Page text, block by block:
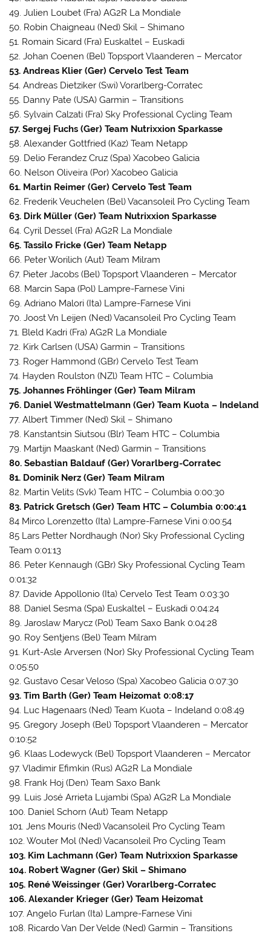
49. Julien Loubet (Fra) AG2R La Mondiale
50. Robin Chaigneau (Ned) Skil – Shimano
51. Romain Sicard (Fra) Euskaltel – Euskadi
52. Johan Coenen (Bel) Topsport Vlaanderen – Mercator
53. Andreas Klier (Ger) Cervelo Test Team
54. Andreas Dietziker (Swi) Vorarlberg-Corratec
55. Danny Pate (USA) Garmin – Transitions
56. Sylvain Calzati (Fra) Sky Professional Cycling Team
57. Sergej Fuchs (Ger) Team Nutrixxion Sparkasse
58. Alexander Gottfried (Kaz) Team Netapp
59. Delio Ferandez Cruz (Spa) Xacobeo Galicia
60. Nelson Oliveira (Por) Xacobeo Galicia
61. Martin Reimer (Ger) Cervelo Test Team
62. Frederik Veuchelen (Bel) Vacansoleil Pro Cycling Team
63. Dirk Müller (Ger) Team Nutrixxion Sparkasse
64. Cyril Dessel (Fra) AG2R La Mondiale
65. Tassilo Fricke (Ger) Team Netapp
66. Peter Worilich (Aut) Team Milram
67. Pieter Jacobs (Bel) Topsport Vlaanderen – Mercator
68. Marcin Sapa (Pol) Lampre-Farnese Vini
69. Adriano Malori (Ita) Lampre-Farnese Vini
70. Joost Vn Leijen (Ned) Vacansoleil Pro Cycling Team
71. Bleld Kadri (Fra) AG2R La Mondiale
72. Kirk Carlsen (USA) Garmin – Transitions
73. Roger Hammond (GBr) Cervelo Test Team
74. Hayden Roulston (NZl) Team HTC – Columbia
75. Johannes Fröhlinger (Ger) Team Milram
76. Daniel Westmattelmann (Ger) Team Kuota – Indeland
77. Albert Timmer (Ned) Skil – Shimano
78. Kanstantsin Siutsou (Blr) Team HTC – Columbia
79. Martijn Maaskant (Ned) Garmin – Transitions
80. Sebastian Baldauf (Ger) Vorarlberg-Corratec
81. Dominik Nerz (Ger) Team Milram
82. Martin Velits (Svk) Team HTC – Columbia 0:00:30
83. Patrick Gretsch (Ger) Team HTC – Columbia 0:00:41
84 Mirco Lorenzetto (Ita) Lampre-Farnese Vini 0:00:54
85 Lars Petter Nordhaugh (Nor) Sky Professional Cycling
Team 0:01:13
86. Peter Kennaugh (GBr) Sky Professional Cycling Team
0:01:32
87. Davide Appollonio (Ita) Cervelo Test Team 0:03:30
88. Daniel Sesma (Spa) Euskaltel – Euskadi 0:04:24
89. Jaroslaw Marycz (Pol) Team Saxo Bank 0:04:28
90. Roy Sentjens (Bel) Team Milram
91. Kurt-Asle Arversen (Nor) Sky Professional Cycling Team
0:05:50
92. Gustavo Cesar Veloso (Spa) Xacobeo Galicia 0:07:30
93. Tim Barth (Ger) Team Heizomat 0:08:17
94. Luc Hagenaars (Ned) Team Kuota – Indeland 0:08:49
95. Gregory Joseph (Bel) Topsport Vlaanderen – Mercator
0:10:52
96. Klaas Lodewyck (Bel) Topsport Vlaanderen – Mercator
97. Vladimir Efimkin (Rus) AG2R La Mondiale
98. Frank Hoj (Den) Team Saxo Bank
99. Luis José Arrieta Lujambi (Spa) AG2R La Mondiale
100. Daniel Schorn (Aut) Team Netapp
101. Jens Mouris (Ned) Vacansoleil Pro Cycling Team
102. Wouter Mol (Ned) Vacansoleil Pro Cycling Team
103. Kim Lachmann (Ger) Team Nutrixxion Sparkasse
104. Robert Wagner (Ger) Skil – Shimano
105. René Weissinger (Ger) Vorarlberg-Corratec
106. Alexander Krieger (Ger) Team Heizomat
107. Angelo Furlan (Ita) Lampre-Farnese Vini
108. Ricardo Van Der Velde (Ned) Garmin – Transitions